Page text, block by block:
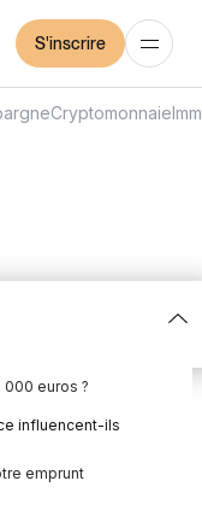
S'inscrire
Cryptomonnaie
euros ?
sur 10 ans ?
sur 15 ans ?
sur 20 ans ?
sur 25 ans ?
influencent-ils
emprunt
000 €